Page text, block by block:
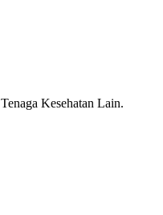
Kesehatan Lain.